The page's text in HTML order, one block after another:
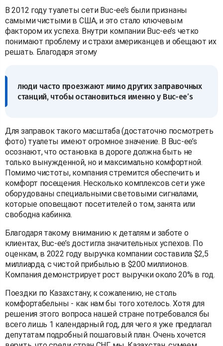
В 2012 году туалеты сети Buc-ee’s были признаны
самыми чистыми в США, и это стало ключевым
фактором их успеха. Внутри компании Buc-ee’s четко
понимают проблему и страхи американцев и обещают их
решать. Благодаря этому
люди часто проезжают мимо других заправочных
станций, чтобы остановиться именно у Buc-ee’s
Для заправок такого масштаба (достаточно посмотреть
фото) туалеты имеют огромное значение. В Buc-ee’s
осознают, что остановка в дороге должна быть не
только вынужденной, но и максимально комфортной.
Помимо чистоты, компания стремится обеспечить и
комфорт посещения. Несколько комплексов сети уже
оборудованы специальными световыми сигналами,
которые оповещают посетителей о том, занята или
свободна кабинка.
Благодаря такому вниманию к деталям и заботе о
клиентах, Buc-ee’s достигла значительных успехов. По
оценкам, в 2022 году выручка компании составила $2,5
миллиарда, с чистой прибылью в $200 миллионов.
Компания демонстрирует рост выручки около 20% в год.
Поездки по Казахстану, к сожалению, не столь
комфортабельны - как нам бы того хотелось. Хотя для
решения этого вопроса нашей стране потребовался бы
всего лишь 1 календарный год, для чего я уже предлагал
депутатам подробный пошаговый план. Очень хочется